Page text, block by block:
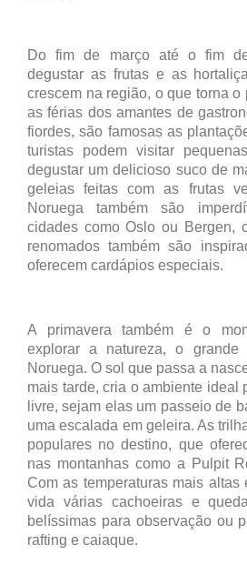
Do fim de março até o fim
degustar as frutas e as
crescem na região, o que torna o
as férias dos amantes de
fiordes, são famosas as
turistas podem visitar
degustar um delicioso suco de
geleias feitas com as frutas
Noruega também são
cidades como Oslo ou Bergen,
renomados também são
oferecem cardápios especiais.
A primavera também é o
explorar a natureza, o grande
Noruega. O sol que passa a
mais tarde, cria o ambiente ideal
livre, sejam elas um passeio de
uma escalada em geleira. As
populares no destino, que
nas montanhas como a Pulpit
Com as temperaturas mais altas
vida várias cachoeiras e
belíssimas para observação ou
rafting e caiaque.